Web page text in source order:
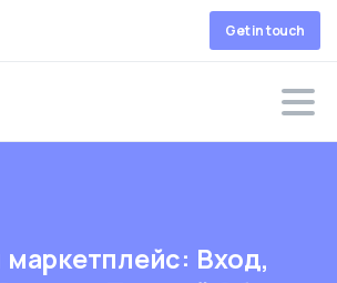
Get in touch
маркетплейс: Вход,